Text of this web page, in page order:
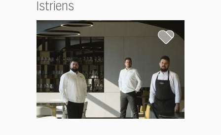
Istriens